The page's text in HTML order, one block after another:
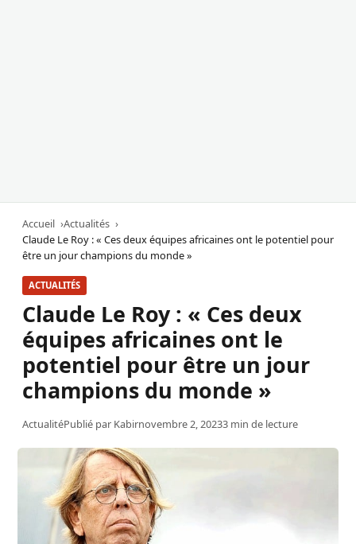
Accueil
Actualités
Claude Le Roy : « Ces deux équipes africaines ont le potentiel pour
être un jour champions du monde »
ACTUALITÉS
Claude Le Roy : « Ces deux
équipes africaines ont le
potentiel pour être un jour
champions du monde »
ActualitéPublié par Kabirnovembre 2, 20233 min de lecture